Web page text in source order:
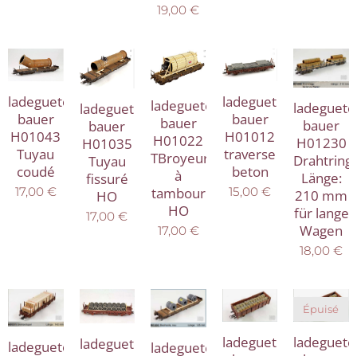
19,00 €
ladegueter
bauer
H01043
Tuyau
coudé
17,00€
ladegueter
bauer
H01035
Tuyau
fissuré
HO
17,00 €
ladegueter
bauer
H01022
TBroyeur
à
tambour
HO
17,00€
ladegueter
bauer
H01012
traverse
beton
15,00 €
bauer
H01230
Länge:
210 mm
für lange
Wagen
18,00 €
ladegueter
ladegueter
ladegueter
ladegueter
Épuisé